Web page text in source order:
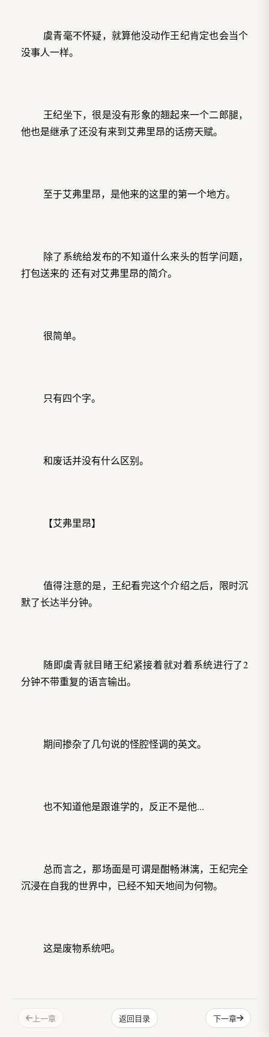
虞青毫不怀疑，就算他没动作王纪肯定也会当个
没事人一样。
王纪坐下，很是没有形象的翘起来一个二郎腿，
他也是继承了还没有来到艾弗里昂的话痨天赋。
至于艾弗里昂，是他来的这里的第一个地方。
除了系统给发布的不知道什么来头的哲学问题，
打包送来的 还有对艾弗里昂的简介。
很简单。
只有四个字。
和废话并没有什么区别。
【艾弗里昂】
值得注意的是，王纪看完这个介绍之后，限时沉
默了长达半分钟。
随即虞青就目睹王纪紧接着就对着系统进行了2
分钟不带重复的语言输出。
期间掺杂了几句说的怪腔怪调的英文。
也不知道他是跟谁学的，反正不是他...
总而言之，那场面是可谓是酣畅淋漓，王纪完全
沉浸在自我的世界中，已经不知天地间为何物。
这是废物系统吧。
这是虞青看完消息的第一个想法。
上一章 返回目录 下一章